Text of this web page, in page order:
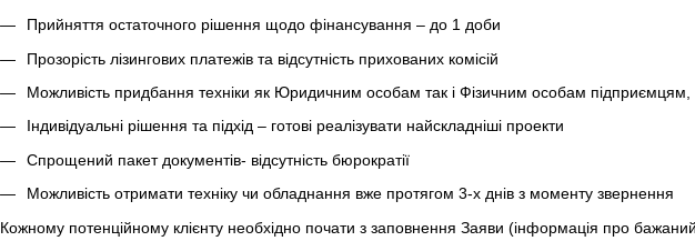
Прийняття остаточного рішення щодо фінансування – до 1 доби
Прозорість лізингових платежів та відсутність прихованих комісій
Можливість придбання техніки як Юридичним особам так і Фізичним особам
Індивідуальні рішення та підхід – готові реалізувати найскладніші проекти
Спрощений пакет документів- відсутність бюрократії
Можливість отримати техніку чи обладнання вже протягом 3-х днів з моменту звернення
Кожному потенційному клієнту необхідно почати з заповнення Заяви (інформація про